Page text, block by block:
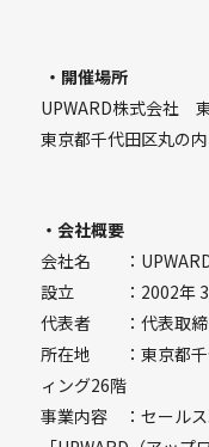
・開催場所
UPWARD株式会社
東京都千代田区丸の
・会社概要
会社名 ：
設立 ：2002年 3
代表者 ：代表取締
所在地 ：東京都千
ィング26階
事業内容 ：セールス